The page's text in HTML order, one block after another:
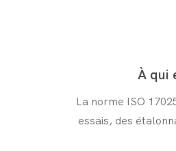
À qui
La norme ISO
essais, des